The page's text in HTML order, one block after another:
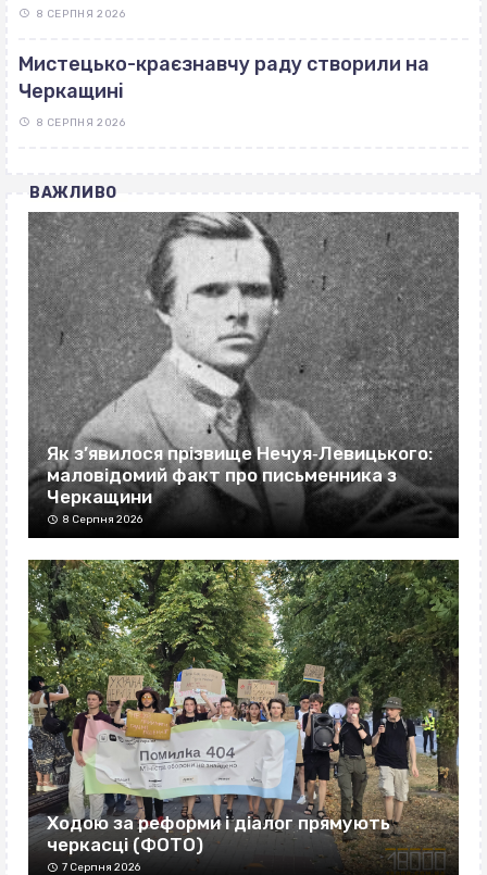
8 СЕРПНЯ 2026
Мистецько-краєзнавчу раду створили на
Черкащині
8 СЕРПНЯ 2026
ВАЖЛИВО
Як з’явилося прізвище Нечуя‐Левицького:
маловідомий факт про письменника з
Черкащини
8 Серпня 2026
Ходою за реформи і діалог прямують
черкасці (ФОТО)
7 Серпня 2026